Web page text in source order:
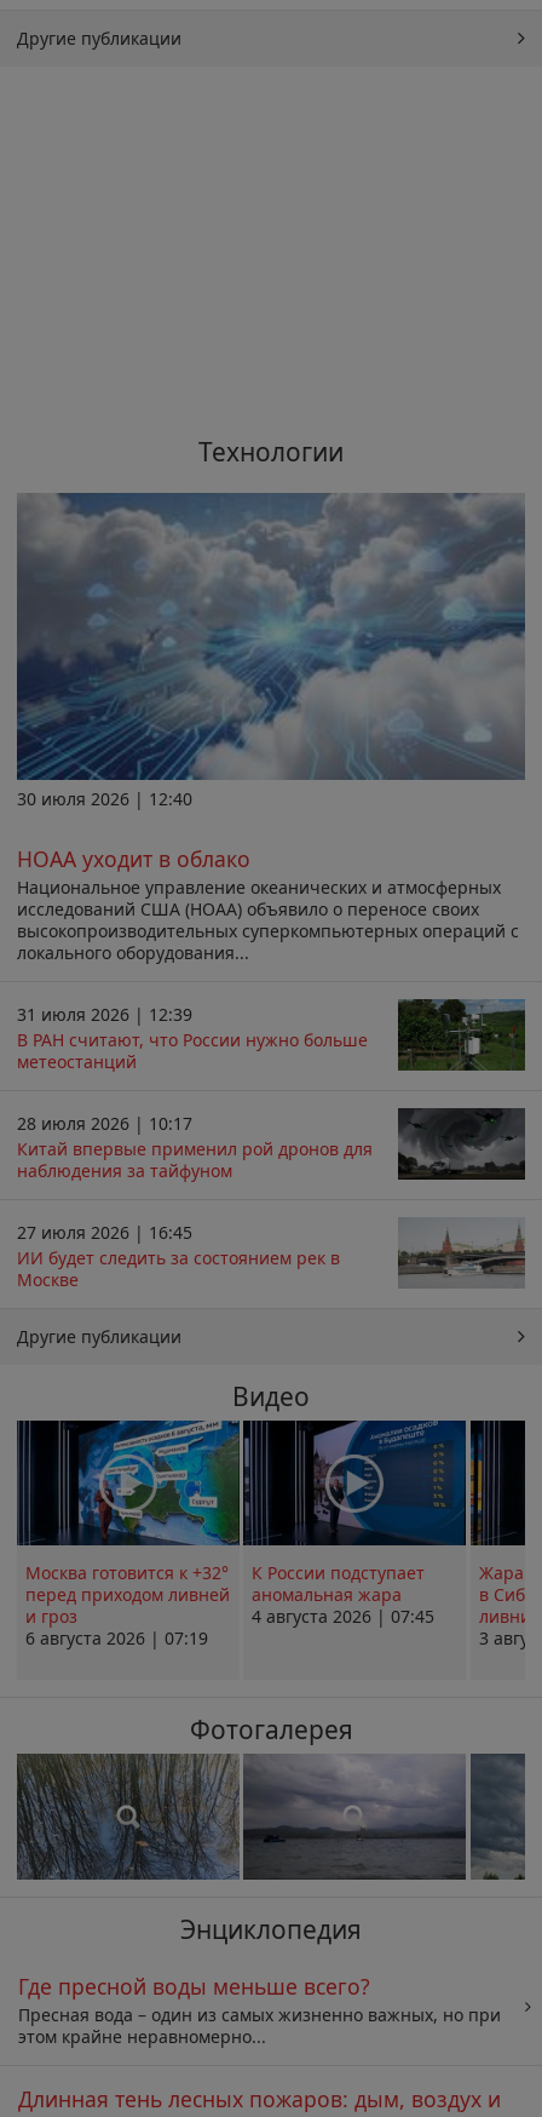
Другие публикации
Технологии
30 июля 2026 | 12:40
НОАА уходит в облако
Национальное управление океанических и атмосферных
исследований США (НОАА) объявило о переносе своих
высокопроизводительных суперкомпьютерных операций с
локального оборудования...
31 июля 2026 | 12:39
В РАН считают, что России нужно больше
метеостанций
28 июля 2026 | 10:17
Китай впервые применил рой дронов для
наблюдения за тайфуном
27 июля 2026 | 16:45
ИИ будет следить за состоянием рек в
Москве
Другие публикации
Видео
Москва готовится к +32°
перед приходом ливней
и гроз
6 августа 2026 | 07:19
К России подступает
аномальная жара
4 августа 2026 | 07:45
Жара в
в
ливни
3
Фотогалерея
Энциклопедия
Где пресной воды меньше всего?
Пресная вода – один из самых жизненно важных, но при
этом крайне неравномерно...
Длинная тень лесных пожаров: дым, воздух и